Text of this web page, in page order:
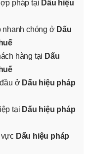
pháp tại Dấu hiệu
nhanh chóng ở Dấu
hàng tại Dấu
ở Dấu hiệu pháp
tại Dấu hiệu pháp
vực Dấu hiệu pháp